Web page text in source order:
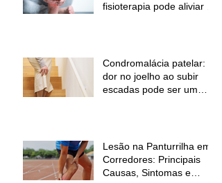
fisioterapia pode aliviar a
Condromalácia patelar:
dor no joelho ao subir
escadas pode ser um
Lesão na Panturrilha em
Corredores: Principais
Causas, Sintomas e